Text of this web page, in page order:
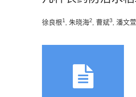
徐良根1 , 朱晓海2, 曹斌3, 潘文萱